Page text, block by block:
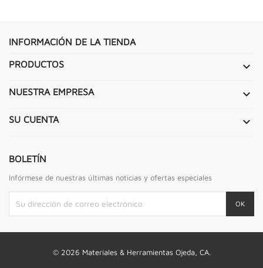
INFORMACIÓN DE LA TIENDA
PRODUCTOS 
NUESTRA EMPRESA 
SU CUENTA 
BOLETÍN
Infórmese de nuestras últimas noticias y ofertas especiales
© 2026 Materiales & Herramientas Ojeda, CA.